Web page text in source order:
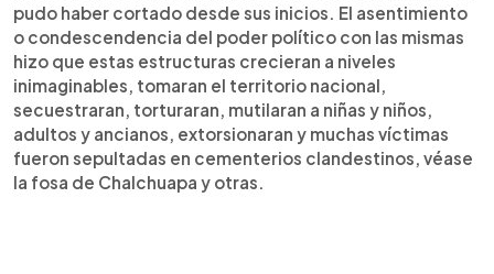
pudo haber cortado desde sus inicios. El asentimiento
o condescendencia del poder político con las mismas
hizo que estas estructuras crecieran a niveles
inimaginables, tomaran el territorio nacional,
secuestraran, torturaran, mutilaran a niñas y niños,
adultos y ancianos, extorsionaran y muchas víctimas
fueron sepultadas en cementerios clandestinos, véase
la fosa de Chalchuapa y otras.